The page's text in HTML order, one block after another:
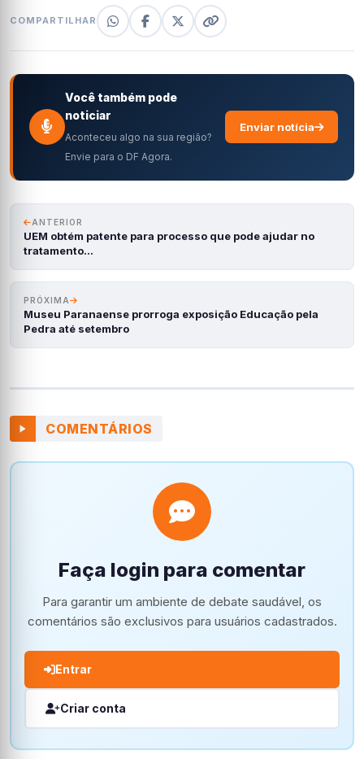
COMPARTILHAR
Você também pode
noticiar
Aconteceu algo na sua região?
Envie para o DF Agora.
Enviar notícia
ANTERIOR
UEM obtém patente para processo que pode ajudar no
tratamento…
PRÓXIMA
Museu Paranaense prorroga exposição Educação pela
Pedra até setembro
COMENTÁRIOS
Faça login para comentar
Para garantir um ambiente de debate saudável, os
comentários são exclusivos para usuários cadastrados.
Entrar
Criar conta